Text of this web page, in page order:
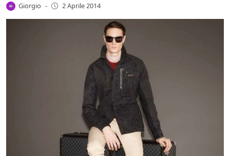
Giorgio - 2 Aprile 2014